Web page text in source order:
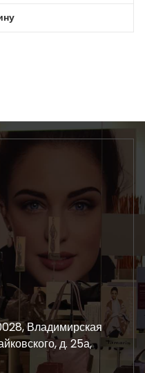
Владимирская
д. 25а,